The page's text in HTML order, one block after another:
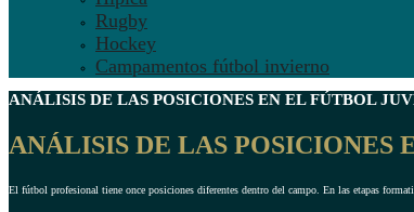
Rugby
Hockey
Campamentos fútbol invierno
ANÁLISIS DE LAS POSICIONES EN EL FÚTBOL
ANÁLISIS DE LAS POSICIONES
El fútbol profesional tiene once posiciones diferentes dentro del campo. En las etapas